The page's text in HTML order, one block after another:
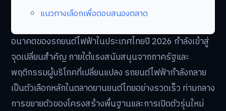
แนวทางเลือกเพื่อตอบสนองตลาด
อนาคตของรถยนต์ไฟฟ้าในประเทศไทยปี 2026 กำลังเข้าสู่
จุดเปลี่ยนสำคัญ ภายใต้แรงสนับสนุนจากภาครัฐและ
พฤติกรรมผู้บริโภคที่เปลี่ยนแปลง รถยนต์ไฟฟ้ากำลังกลาย
เป็นตัวเลือกหลักในตลาดยานยนต์ไทยอย่างรวดเร็ว ท่ามกลาง
การขยายตัวของโครงสร้างพื้นฐานและการเปิดตัวรุ่นใหม่